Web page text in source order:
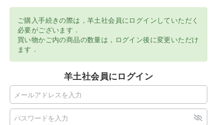
ご購入手続きの際は，羊土社会員にログインしていただく
必要がございます．
買い物かご内の商品の数量は，ログイン後に変更いただけ
ます．
羊土社会員にログイン